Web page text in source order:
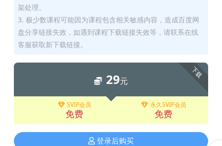
架处理。
3. 极少数课程可能因为课程包含相关敏感内容，造成百度网
盘分享链接失效，如遇到课程下载链接失效等，请联系在线
客服获取新下载链接。
下载
29元
SVIP会员
免费
永久SVIP会员
免费
登录后购买